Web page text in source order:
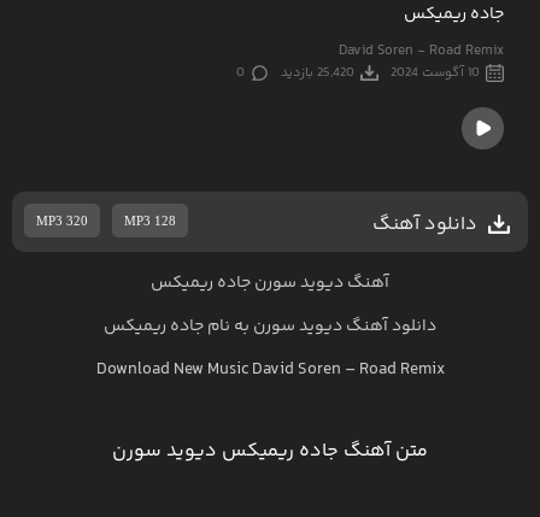
جاده ریمیکس
David Soren - Road Remix
10 آگوست 2024 25,420 بازدید 0
دانلود آهنگ MP3 320 MP3 128
آهنگ دیوید سورن جاده ریمیکس
دانلود آهنگدیوید سورن به نامجاده ریمیکس
Download New MusicDavid Soren – Road Remix
متن آهنگ جاده ریمیکس دیوید سورن